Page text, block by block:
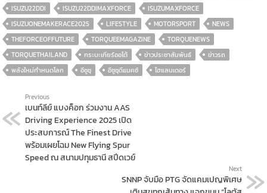
ISUZU22DDI
ISUZU22DDIMAXFORCE
ISUZUMAXFORCE
ISUZUONEMAKERACE2025
LIFESTYLE MOTORSPORT
NEWS
THEFORCEOFFUTURE
TORQUEEMAGAZINE
TORQUENEWS
TORQUETHAILAND
กระบะเกียร์ออโต้ ข่าวประชาสัมพันธ์
ข่าวรถ
พลังใหม่กำหนดโลก
อีซูซุ อีซูซุดีแมคซ์ ไฮแลนเดอร์
Previous
เบนท์ลีย์ แบงค็อก ร่วมงาน AAS
Driving Experience 2025 เปิด
ประสบการณ์ The Finest Drive
พร้อมเผยโฉม New Flying Spur
Speed ณ สนามปทุมธานี สปีดเวย์
Next
SNNP จับมือ PTG จัดแคมเปญพิเศษ